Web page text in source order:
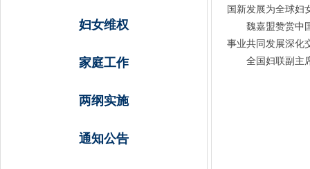
妇女维权
家庭工作
两纲实施
通知公告
国新发展为全球妇
魏嘉盟赞赏中
事业共同发展深化
全国妇联副主